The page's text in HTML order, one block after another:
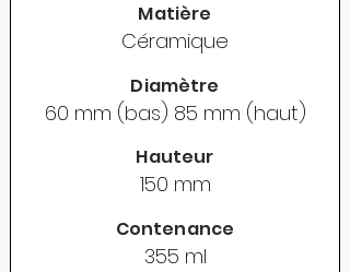
Matière
Céramique
Diamètre
60 mm (bas) 85 mm (haut)
Hauteur
150 mm
Contenance
355 ml